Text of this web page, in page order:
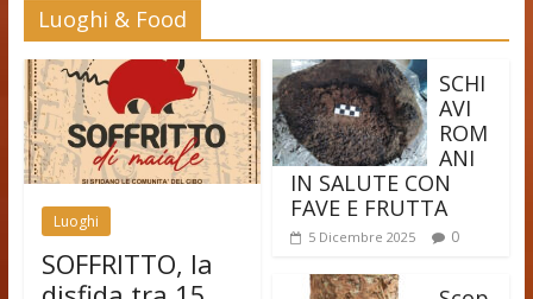
Luoghi & Food
Luoghi
SOFFRITTO, la
SCHI
AVI
ROM
ANI
IN SALUTE CON
FAVE E FRUTTA
5 Dicembre 2025 0